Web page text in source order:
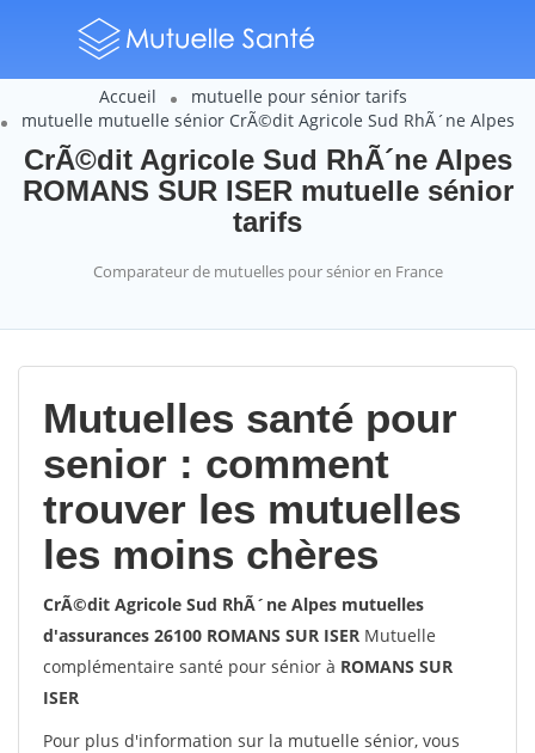
Accueil
mutuelle pour sénior tarifs
mutuelle mutuelle sénior CrÃ©dit Agricole Sud RhÃ´ne Alpes
CrÃ©dit Agricole Sud RhÃ´ne Alpes
ROMANS SUR ISER mutuelle sénior
tarifs
Comparateur de mutuelles pour sénior en France
Mutuelles santé pour
senior : comment
trouver les mutuelles
les moins chères
CrÃ©dit Agricole Sud RhÃ´ne Alpes mutuelles
d'assurances 26100 ROMANS SUR ISER Mutuelle
complémentaire santé pour sénior à ROMANS SUR
ISER
Pour plus d'information sur la mutuelle sénior, vous